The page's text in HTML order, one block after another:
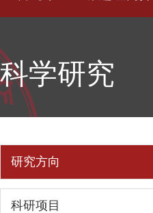
科学研究
研究方向
科研项目